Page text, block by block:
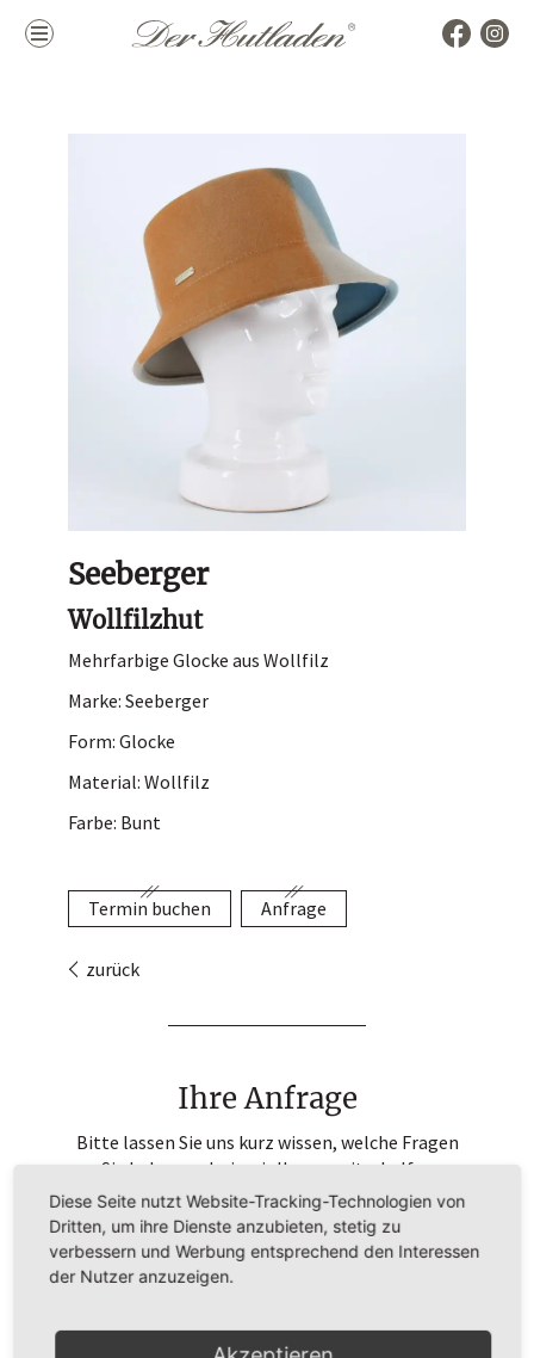
Marken
alle Marken
Top Marken
La Mouche
Accessoires
Winter
Hutladen
Portrait
Service
Termin buchen
Kontakt
Seeberger
Wollfilzhut
Mehrfarbige Glocke aus Wollfilz
Marke: Seeberger
Form: Glocke
Material: Wollfilz
Farbe: Bunt
Termin buchen Anfrage
zurück
Ihre Anfrage
Bitte lassen Sie uns kurz wissen, welche Fragen
Sie haben und wie wir Ihnen weiterhelfen
können.
Diese Seite nutzt Website-Tracking-Technologien von
Dritten, um ihre Dienste anzubieten, stetig zu
verbessern und Werbung entsprechend den Interessen
der Nutzer anzuzeigen.